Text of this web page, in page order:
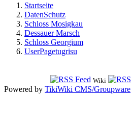
Startseite
DatenSchutz
Schloss Mosigkau
Dessauer Marsch
Schloss Georgium
UserPagetugrisu
Wiki
Powered by TikiWiki CMS/Groupware